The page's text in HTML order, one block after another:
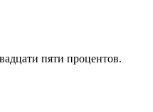
пяти процентов.